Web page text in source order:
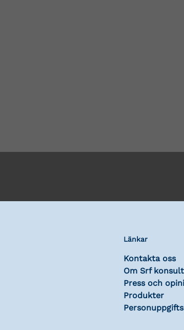
Länkar
Kontakta oss
Om Srf
Press och
Produkter